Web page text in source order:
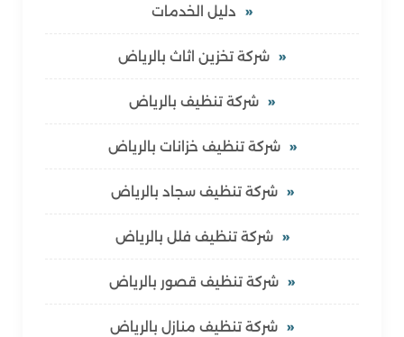
دليل الخدمات
شركة تخزين اثاث بالرياض
شركة تنظيف بالرياض
شركة تنظيف خزانات بالرياض
شركة تنظيف سجاد بالرياض
شركة تنظيف فلل بالرياض
شركة تنظيف قصور بالرياض
شركة تنظيف منازل بالرياض